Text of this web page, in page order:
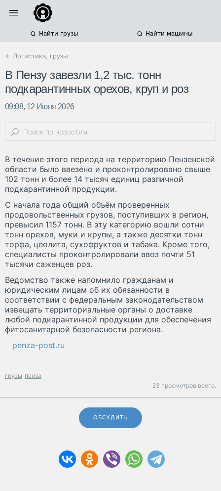
Найти грузы Найти машины
← Логистика, грузы
В Пензу завезли 1,2 тыс. тонн
подкарантинных орехов, круп и роз
09:08, 12 Июня 2026
В течение этого периода на территорию Пензенской
области было ввезено и проконтролировано свыше
102 тонн и более 14 тысяч единиц различной
подкарантинной продукции.
С начала года общий объём проверенных
продовольственных грузов, поступивших в регион,
превысил 1157 тонн. В эту категорию вошли сотни
тонн орехов, муки и крупы, а также десятки тонн
торфа, цеолита, сухофруктов и табака. Кроме того,
специалисты проконтролировали ввоз почти 51
тысячи саженцев роз.
Ведомство также напомнило гражданам и
юридическим лицам об их обязанности в
соответствии с федеральным законодательством
извещать территориальные органы о доставке
любой подкарантинной продукции для обеспечения
фитосанитарной безопасности региона.
penza-post.ru
грузы пенза
23 просмотров всего.
ОБСУДИТЬ